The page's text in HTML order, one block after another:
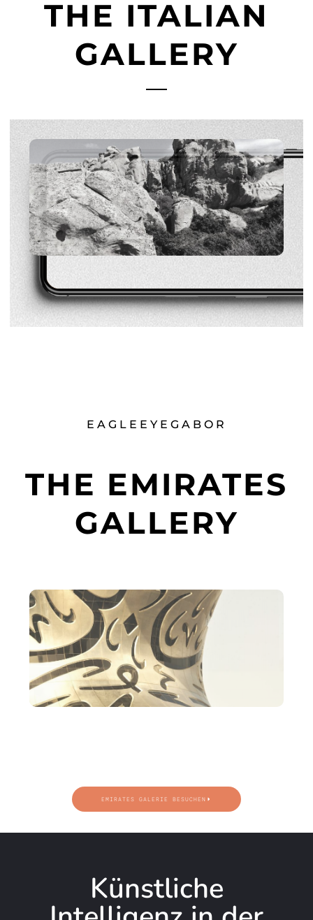
THE ITALIAN
GALLERY
EAGLEEYEGABOR
THE EMIRATES
GALLERY
EMIRATES GALERIE BESUCHEN
Künstliche